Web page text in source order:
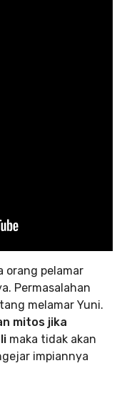
orang pelamar
Permasalahan
melamar Yuni.
mitos jika
maka tidak akan
impiannya